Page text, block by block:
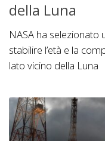
della Luna
NASA ha
stabilire l’età e la
lato vicino della Luna